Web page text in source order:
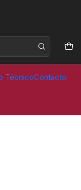
TécnicoContacto
a 17:30 horas